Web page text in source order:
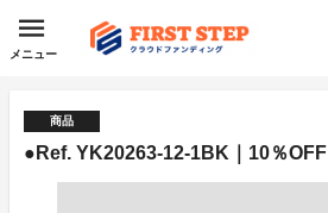
メニュー
商品
●Ref. YK20263-12-1BK｜10％OFF